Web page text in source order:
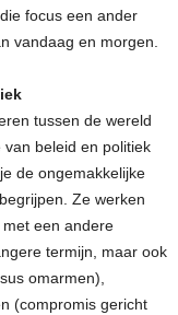
focus een ander
vandaag en morgen.
tussen de wereld
beleid en politiek
de ongemakkelijke
Ze werken
met een andere
termijn, maar ook
omarmen),
(compromis gericht